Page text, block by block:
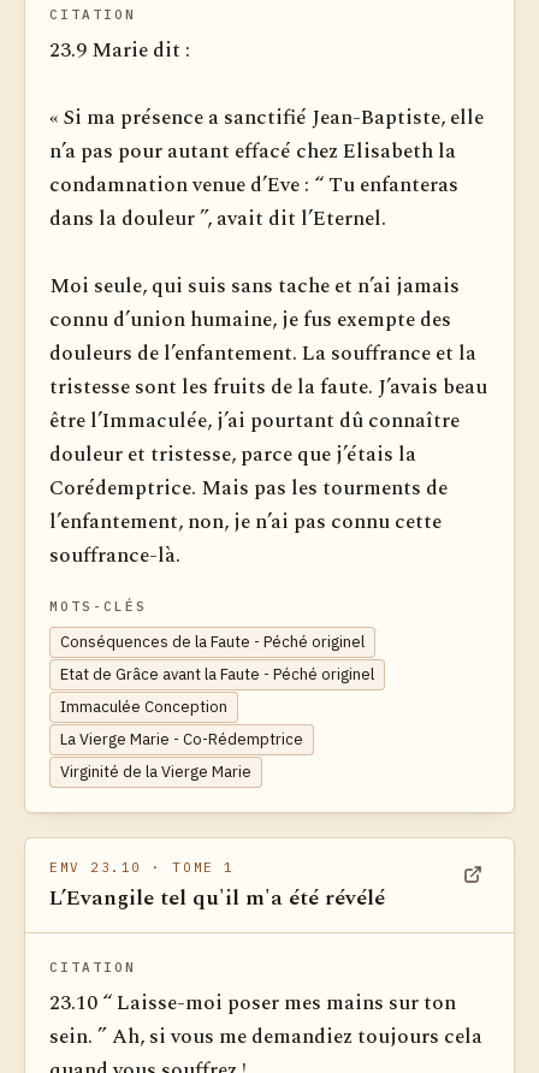
CITATION
23.9 Marie dit :
« Si ma présence a sanctifié Jean-Baptiste, elle
n’a pas pour autant effacé chez Elisabeth la
condamnation venue d’Eve : “ Tu enfanteras
dans la douleur ”, avait dit l’Eternel.
Moi seule, qui suis sans tache et n’ai jamais
connu d’union humaine, je fus exempte des
douleurs de l’enfantement. La souffrance et la
tristesse sont les fruits de la faute. J’avais beau
être l’Immaculée, j’ai pourtant dû connaître
douleur et tristesse, parce que j’étais la
Corédemptrice. Mais pas les tourments de
l’enfantement, non, je n’ai pas connu cette
souffrance-là.
MOTS-CLÉS
Conséquences de la Faute - Péché originel
Etat de Grâce avant la Faute - Péché originel
Immaculée Conception
La Vierge Marie - Co-Rédemptrice
Virginité de la Vierge Marie
EMV 23.10 · TOME 1
L’Evangile tel qu'il m'a été révélé
CITATION
23.10 “ Laisse-moi poser mes mains sur ton
sein. ” Ah, si vous me demandiez toujours cela